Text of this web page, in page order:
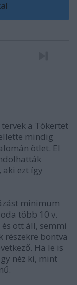
tervek a Tókertet
mindig
ötlet. El
aki ezt így
minimum
több 10 v.
ott áll, semmi
részekre bontva
Ha le is
néz ki, mint